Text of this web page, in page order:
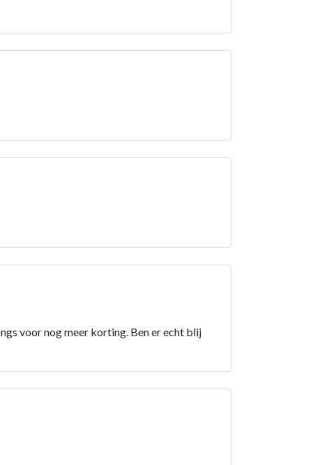
voor nog meer korting. Ben er echt blij